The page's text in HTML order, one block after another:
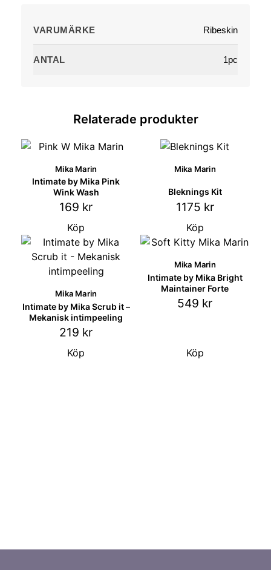
VARUMÄRKE Ribeskin
ANTAL 1pc
Relaterade produkter
Mika Marin
Intimate by Mika Pink
Wink Wash
169 kr
Köp
Mika Marin
Bleknings Kit
1175 kr
Köp
Mika Marin
Intimate by Mika Scrub it –
Mekanisk intimpeeling
219 kr
Köp
Mika Marin
Intimate by Mika Bright
Maintainer Forte
549 kr
Köp